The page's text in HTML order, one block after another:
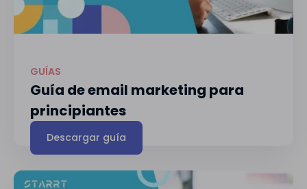
GUÍAS
Guía de email marketing para
principiantes
Descargar guía